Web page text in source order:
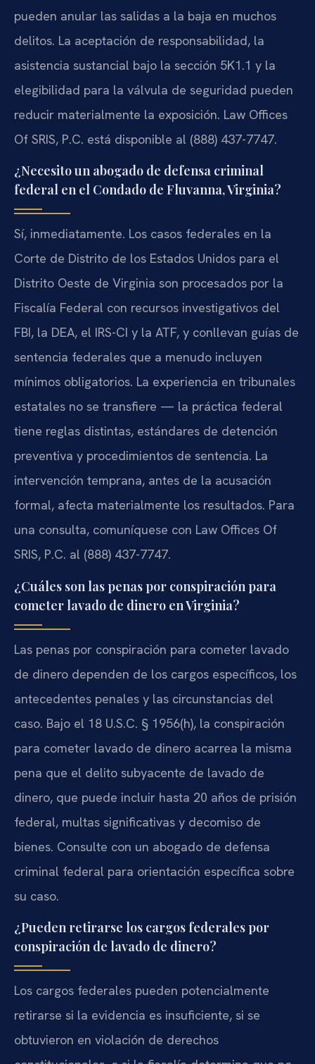
pueden anular las salidas a la baja en muchos
delitos. La aceptación de responsabilidad, la
asistencia sustancial bajo la sección 5K1.1 y la
elegibilidad para la válvula de seguridad pueden
reducir materialmente la exposición. Law Offices
Of SRIS, P.C. está disponible al (888) 437-7747.
¿Necesito un abogado de defensa criminal
federal en el Condado de Fluvanna, Virginia?
Sí, inmediatamente. Los casos federales en la
Corte de Distrito de los Estados Unidos para el
Distrito Oeste de Virginia son procesados por la
Fiscalía Federal con recursos investigativos del
FBI, la DEA, el IRS-CI y la ATF, y conllevan guías de
sentencia federales que a menudo incluyen
mínimos obligatorios. La experiencia en tribunales
estatales no se transfiere — la práctica federal
tiene reglas distintas, estándares de detención
preventiva y procedimientos de sentencia. La
intervención temprana, antes de la acusación
formal, afecta materialmente los resultados. Para
una consulta, comuníquese con Law Offices Of
SRIS, P.C. al (888) 437-7747.
¿Cuáles son las penas por conspiración para
cometer lavado de dinero en Virginia?
Las penas por conspiración para cometer lavado
de dinero dependen de los cargos específicos, los
antecedentes penales y las circunstancias del
caso. Bajo el 18 U.S.C. § 1956(h), la conspiración
para cometer lavado de dinero acarrea la misma
pena que el delito subyacente de lavado de
dinero, que puede incluir hasta 20 años de prisión
federal, multas significativas y decomiso de
bienes. Consulte con un abogado de defensa
criminal federal para orientación específica sobre
su caso.
¿Pueden retirarse los cargos federales por
conspiración de lavado de dinero?
Los cargos federales pueden potencialmente
retirarse si la evidencia es insuficiente, si se
obtuvieron en violación de derechos